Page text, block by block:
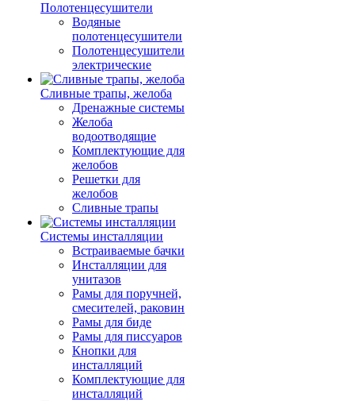
Полотенцесушители
Водяные
полотенцесушители
Полотенцесушители
электрические
Сливные трапы, желоба
Дренажные системы
Желоба
водоотводящие
Комплектующие для
желобов
Решетки для
желобов
Сливные трапы
Системы инсталляции
Встраиваемые бачки
Инсталляции для
унитазов
Рамы для поручней,
смесителей, раковин
Рамы для биде
Рамы для писсуаров
Кнопки для
инсталляций
Комплектующие для
инсталляций